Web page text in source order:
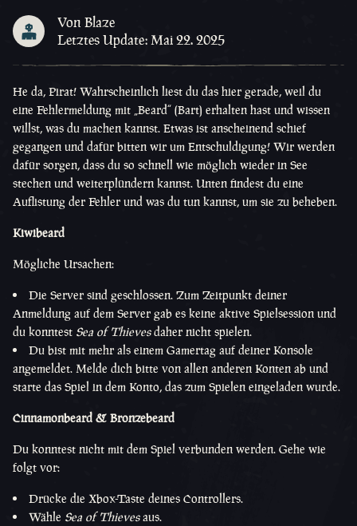
Von Blaze
Letztes Update: Mai 22. 2025
He da, Pirat! Wahrscheinlich liest du das hier gerade, weil du
eine Fehlermeldung mit „Beard“ (Bart) erhalten hast und wissen
willst, was du machen kannst. Etwas ist anscheinend schief
gegangen und dafür bitten wir um Entschuldigung! Wir werden
dafür sorgen, dass du so schnell wie möglich wieder in See
stechen und weiterplündern kannst. Unten findest du eine
Auflistung der Fehler und was du tun kannst, um sie zu beheben.
Kiwibeard
Mögliche Ursachen:
Die Server sind geschlossen. Zum Zeitpunkt deiner
Anmeldung auf dem Server gab es keine aktive Spielsession und
du konntest Sea of Thievesdaher nicht spielen.
Du bist mit mehr als einem Gamertag auf deiner Konsole
angemeldet. Melde dich bitte von allen anderen Konten ab und
starte das Spiel in dem Konto, das zum Spielen eingeladen wurde.
Cinnamonbeard & Bronzebeard
Du konntest nicht mit dem Spiel verbunden werden. Gehe wie
folgt vor:
Drücke die Xbox-Taste deines Controllers.
Wähle Sea of Thievesaus.